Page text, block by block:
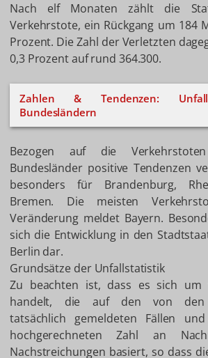
Nach elf Monaten zählt die
Verkehrstote, ein Rückgang um 184
Prozent. Die Zahl der Verletzten
0,3 Prozent auf rund 364.300.
Zahlen & Tendenzen:
Bundesländern
Bezogen auf die
Bundesländer positive Tendenzen
besonders für Brandenburg,
Bremen. Die meisten
Veränderung meldet Bayern.
sich die Entwicklung in den
Berlin dar.
Grundsätze der Unfallstatistik
Zu beachten ist, dass es sich um
handelt, die auf den von den
tatsächlich gemeldeten Fällen
hochgerechneten Zahl an
Nachstreichungen basiert, so dass